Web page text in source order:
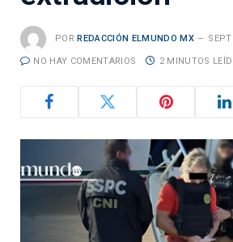
POR REDACCIÓN ELMUNDO MX
NO HAY COMENTARIOS 2 MINUTOS